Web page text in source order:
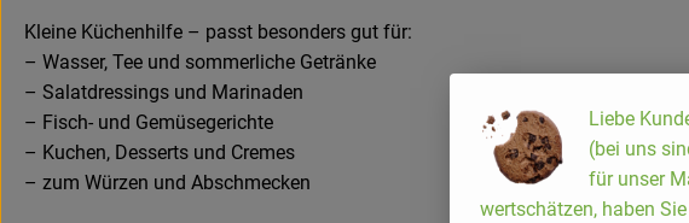
Kleine Küchenhilfe – passt besonders gut für:
– Wasser, Tee und sommerliche Getränke
– Salatdressings und Marinaden
– Fisch- und Gemüsegerichte
– Kuchen, Desserts und Cremes
– zum Würzen und Abschmecken
Liebe
(bei uns
für unser
wertschätzen, haben